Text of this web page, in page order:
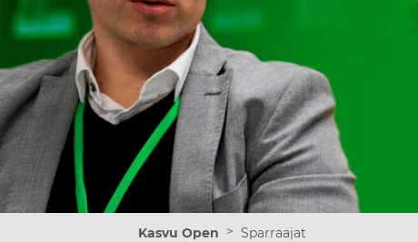
Kasvu Open > Sparraajat